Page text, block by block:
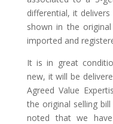
differential, it
shown in the
imported and
It is in great
new, it will be
Agreed Value
the original selling
noted that we